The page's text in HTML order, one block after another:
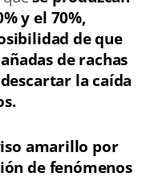
y el 70%,
de que
de rachas
la caída
amarillo por
de fenómenos